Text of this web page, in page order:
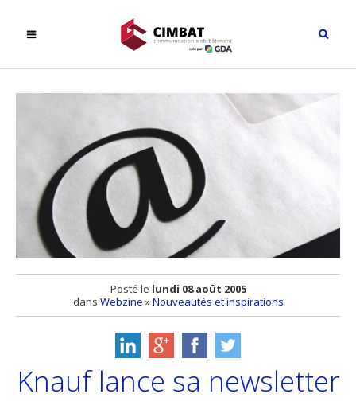
Posté le lundi 08 août 2005
dans Webzine »Nouveautés et inspirations
Knauf lance sa newsletter